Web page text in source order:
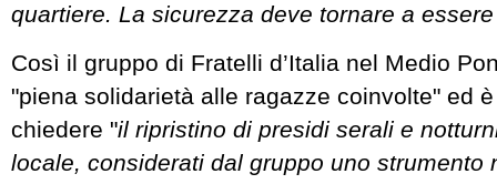
quartiere. La sicurezza deve tornare a
Così il gruppo di Fratelli d’Italia nel Medio
"piena solidarietà alle ragazze coinvolte" ed
chiedere "il ripristino di presidi serali e
locale, considerati dal gruppo uno strumento